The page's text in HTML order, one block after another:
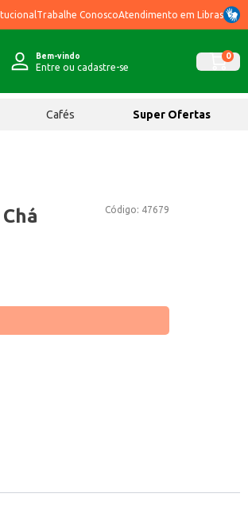
Trabalhe ConoscoAtendimento em Libras
Bem-vindo
Entre ou cadastre-se
0
Cafés Super Ofertas
Código: 47679